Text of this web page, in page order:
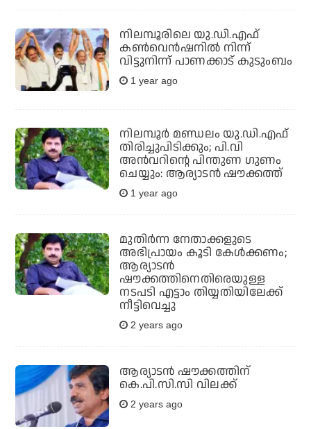
നിലമ്പൂരിലെ യു.ഡി.എഫ്
കണ്‍വെന്‍ഷനില്‍ നിന്ന്
വിട്ടുനിന്ന് പാണക്കാട് കുടുംബം
1 year ago
നിലമ്പൂര്‍ മണ്ഡലം യു.ഡി.എഫ്
തിരിച്ചുപിടിക്കും; പി.വി
അന്‍വറിന്റെ പിന്തുണ ഗുണം
ചെയ്യും: ആര്യാടന്‍ ഷൗക്കത്ത്
1 year ago
മുതിര്‍ന്ന നേതാക്കളുടെ
അഭിപ്രായം കൂടി കേള്‍ക്കണം;
ആര്യാടന്‍
ഷൗക്കത്തിനെതിരെയുള്ള
നടപടി എട്ടാം തിയ്യതിയിലേക്ക്
നീട്ടിവെച്ചു
2 years ago
ആര്യാടന്‍ ഷൗക്കത്തിന്
കെ.പി.സി.സി വിലക്ക്
2 years ago